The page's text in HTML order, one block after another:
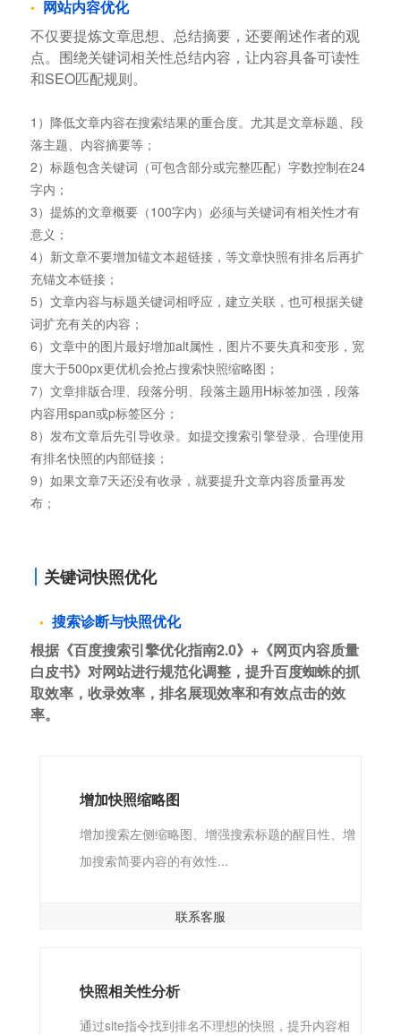
网站内容优化
不仅要提炼文章思想、总结摘要，还要阐述作者的观
点。围绕关键词相关性总结内容，让内容具备可读性
和SEO匹配规则。
1）降低文章内容在搜索结果的重合度。尤其是文章标题、段
落主题、内容摘要等；
2）标题包含关键词（可包含部分或完整匹配）字数控制在24
字内；
3）提炼的文章概要（100字内）必须与关键词有相关性才有
意义；
4）新文章不要增加锚文本超链接，等文章快照有排名后再扩
充锚文本链接；
5）文章内容与标题关键词相呼应，建立关联，也可根据关键
词扩充有关的内容；
6）文章中的图片最好增加alt属性，图片不要失真和变形，宽
度大于500px更优机会抢占搜索快照缩略图；
7）文章排版合理、段落分明、段落主题用H标签加强，段落
内容用span或p标签区分；
8）发布文章后先引导收录。如提交搜索引擎登录、合理使用
有排名快照的内部链接；
9）如果文章7天还没有收录，就要提升文章内容质量再发
布；
关键词快照优化
搜索诊断与快照优化
根据《百度搜索引擎优化指南2.0》+《网页内容质量
白皮书》对网站进行规范化调整，提升百度蜘蛛的抓
取效率，收录效率，排名展现效率和有效点击的效
率。
增加快照缩略图
增加搜索左侧缩略图、增强搜索标题的醒目性、增
加搜索简要内容的有效性...
联系客服
快照相关性分析
通过site指令找到排名不理想的快照，提升内容相